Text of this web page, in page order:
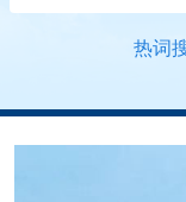
热词